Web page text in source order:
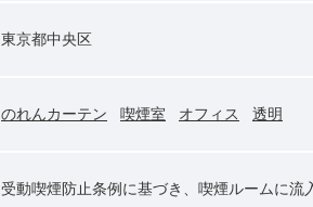
東京都中央区
のれんカーテン 喫煙室 オフィス 透明
受動喫煙防止条例に基づき、喫煙ルームに流